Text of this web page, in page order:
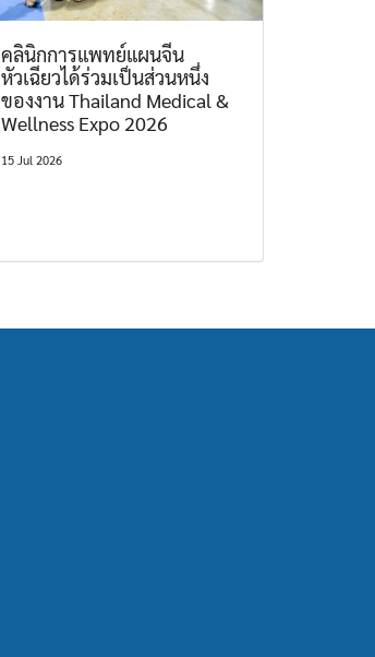
คลินิกการแพทย์แผนจีน
หัวเฉียวได้ร่วมเป็นส่วนหนึ่ง
ของงาน Thailand Medical &
Wellness Expo 2026
15 Jul 2026